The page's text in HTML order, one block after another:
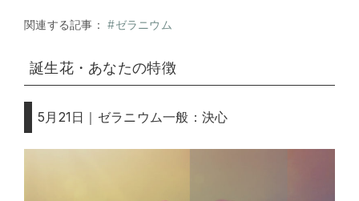
関連する記事：#ゼラニウム
誕生花・あなたの特徴
5月21日｜ゼラニウム一般：決心